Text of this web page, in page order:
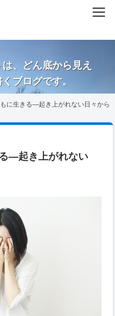
、どん底から見え
ブログです。
に生きる―起き上がれない日々から
―起き上がれない